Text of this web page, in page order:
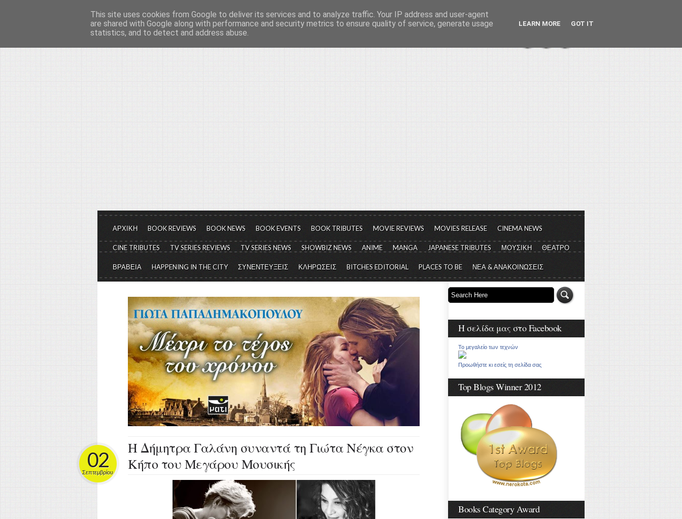
Το μεγαλείο των Τεχνών...
Είμαστε πάντα εδώ για να μιλάμε για τον πολιτισμό, σε κάθε του μορφή και έκταση...
ΑΡΧΙΚΗ BOOK REVIEWS BOOK NEWS BOOK EVENTS BOOK TRIBUTES MOVIE REVIEWS MOVIES RELEASE CINEMA NEWS
CINE TRIBUTES TV SERIES REVIEWS TV SERIES NEWS SHOWBIZ NEWS ANIME MANGA JAPANESE TRIBUTES ΜΟΥΣΙΚΗ ΘΕΑΤΡΟ
ΒΡΑΒΕΙΑ HAPPENING IN THE CITY ΣΥΝΕΝΤΕΥΞΕΙΣ ΚΛΗΡΩΣΕΙΣ BITCHES EDITORIAL PLACES TO BE ΝΕΑ & ΑΝΑΚΟΙΝΩΣΕΙΣ
Η Δήμητρα Γαλάνη συναντά τη Γιώτα Νέγκα στον
Κήπο του Μεγάρου Μουσικής
02
Σεπτεμβρίου
Η σελίδα μας στο Facebook
Το μεγαλείο των τεχνών
Προωθήστε κι εσείς τη σελίδα σας
Top Blogs Winner 2012
Books Category Award
This site uses cookies from Google to deliver its services and to analyze traffic. Your IP address and user-agent
are shared with Google along with performance and security metrics to ensure quality of service, generate usage
statistics, and to detect and address abuse.
LEARN MORE GOT IT